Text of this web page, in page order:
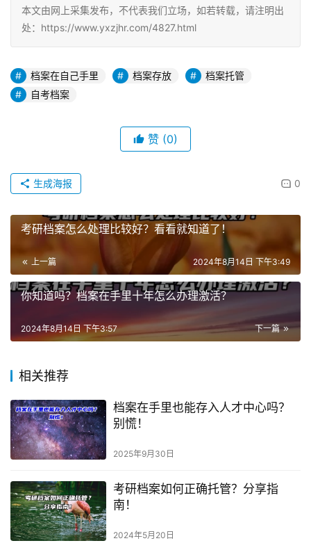
本文由网上采集发布，不代表我们立场，如若转载，请注明出
处：https://www.yxzjhr.com/4827.html
档案在自己手里 档案存放
档案托管
自考档案
赞 (0)
0
生成海报
考研档案怎么处理比较好？看看就知道了！
上一篇 2024年8月14日 下午3:49
你知道吗？档案在手里十年怎么办理激活？
下一篇
2024年8月14日 下午3:57
相关推荐
档案在手里也能存入人才中心吗？
别慌！
2025年9月30日
考研档案如何正确托管？分享指
南！
2024年5月20日